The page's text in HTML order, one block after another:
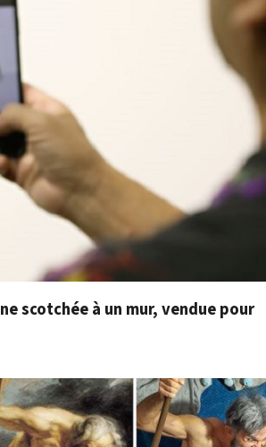
scotchée à un mur, vendue pour